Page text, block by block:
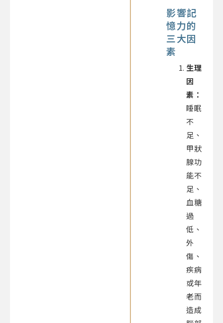
影響記
憶力的
三大因
素
生理
因
素：
睡眠
不
足、
甲狀
腺功
能不
足、
血糖
過
低、
外
傷、
疾病
或年
老而
造成